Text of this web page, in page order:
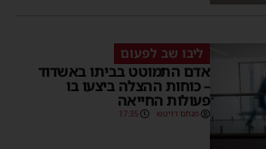
ליבו שב לפעום
אדם התמוטט בביתו באשדוד
– כוחות ההצלה ביצעו בו
פעולות החייאה
מנחם דויטש 17:35